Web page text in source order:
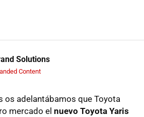
Solutions
Content
os adelantábamos que Toyota
mercado el nuevo Toyota Yaris